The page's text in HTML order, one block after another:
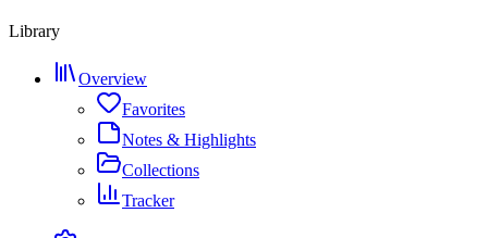
Library
Overview
Favorites
Notes & Highlights
Collections
Tracker